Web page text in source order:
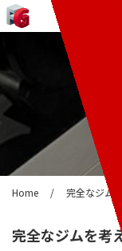
知立市のジム
Home / 完全なジム
完全なジムを考